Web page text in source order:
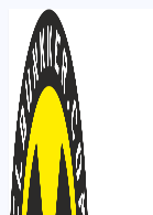
contenido